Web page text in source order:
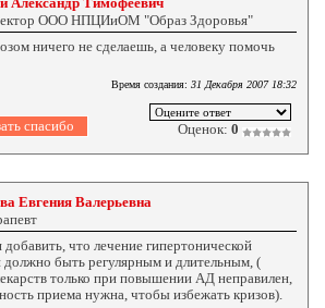
ООО НПЦИиОМ "Образ Здоровья"
ничего не сделаешь, а человеку помочь
Время создания: 31 Декабря 2007 18:32
Оценок: 0
Евгения Валерьевна
добавить, что лечение гипертонической
должно быть регулярным и длительным, (
только при повышении АД неправилен,
приема нужна, чтобы избежать кризов).